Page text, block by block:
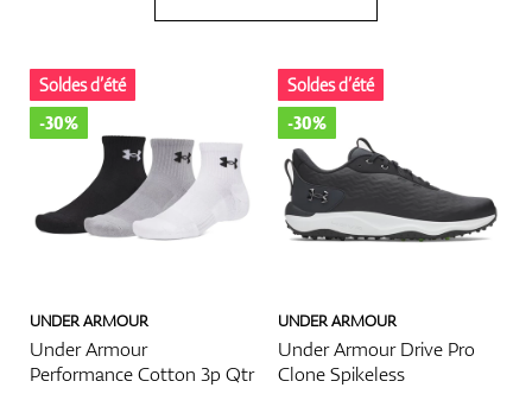
Gants
Sacs
UNDER ARMOUR
Under Armour
Performance Cotton 3p Qtr
Soldes d’été
-30%
UNDER ARMOUR
Under Armour Drive Pro
Clone Spikeless
Soldes d’été
-30%